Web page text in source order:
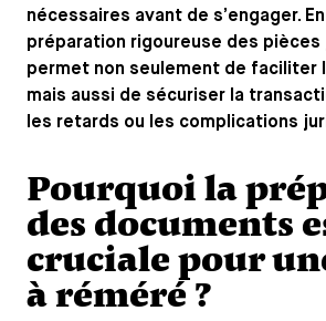
nécessaires avant de s’engager.
préparation rigoureuse des
permet non seulement de faciliter
mais aussi de sécuriser la
les retards ou les complications
Pourquoi la
des documents
cruciale pour
à réméré ?